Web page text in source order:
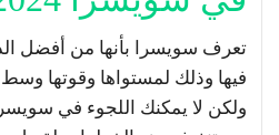
تعرف سويسرا بأنها من أفضل
فيها وذلك لمستواها وقوتها وسط
ولكن لا يمكنك اللجوء في